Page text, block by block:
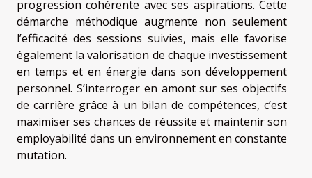
progression cohérente avec ses aspirations. Cette
démarche méthodique augmente non seulement
l’efficacité des sessions suivies, mais elle favorise
également la valorisation de chaque investissement
en temps et en énergie dans son développement
personnel. S’interroger en amont sur ses objectifs
de carrière grâce à un bilan de compétences, c’est
maximiser ses chances de réussite et maintenir son
employabilité dans un environnement en constante
mutation.